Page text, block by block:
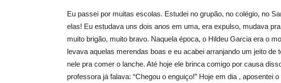
Eu passei por muitas escolas. Estudei no grupão, no colégio, no
elas! Eu estudava uns dois anos em uma, era expulso, mudava
muito brigão, muito bravo. Naquela época, o Hildeu Garcia era o
levava aquelas merendas boas e eu acabei arranjando um jeito de
nele pra comer o lanche. Até hoje ele brinca comigo por causa
professora já falava: “Chegou o enguiço!” Hoje em dia , aposentei